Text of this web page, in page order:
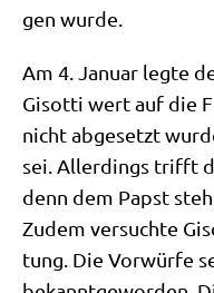
gen wurde.
Am 4. Janu­ar leg­te
Gisot­ti wert auf die
nicht abge­setzt
sei. Aller­dings trifft
denn dem Papst
Zudem ver­such­te
tung. Die Vor­wür­fe